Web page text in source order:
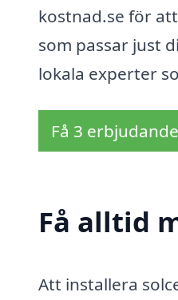
kostnad.se för
som passar just
lokala experter
Få 3
Få alltid
Att installera